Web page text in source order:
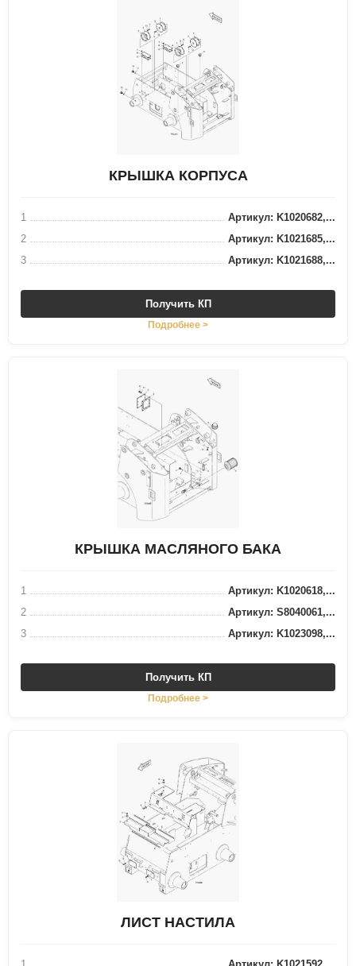
КРЫШКА КОРПУСА
1
Артикул: K1020682,...
2
Артикул: K1021685,...
3
Артикул: K1021688,...
Получить КП
Подробнее >
КРЫШКА МАСЛЯНОГО БАКА
1
Артикул: K1020618,...
2
Артикул: S8040061,...
3
Артикул: K1023098,...
Получить КП
Подробнее >
ЛИСТ НАСТИЛА